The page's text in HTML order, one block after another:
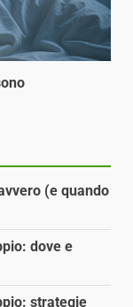
(e quando
dove e
strategie